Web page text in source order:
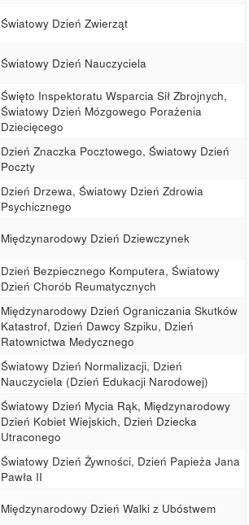
Światowy Dzień Zwierząt
Światowy Dzień Nauczyciela
Święto Inspektoratu Wsparcia Sił Zbrojnych,
Światowy Dzień Mózgowego Porażenia
Dziecięcego
Dzień Znaczka Pocztowego, Światowy Dzień
Poczty
Dzień Drzewa, Światowy Dzień Zdrowia
Psychicznego
Międzynarodowy Dzień Dziewczynek
Dzień Bezpiecznego Komputera, Światowy
Dzień Chorób Reumatycznych
Międzynarodowy Dzień Ograniczania Skutków
Katastrof, Dzień Dawcy Szpiku, Dzień
Ratownictwa Medycznego
Światowy Dzień Normalizacji, Dzień
Nauczyciela (Dzień Edukacji Narodowej)
Światowy Dzień Mycia Rąk, Międzynarodowy
Dzień Kobiet Wiejskich, Dzień Dziecka
Utraconego
Światowy Dzień Żywności, Dzień Papieża Jana
Pawła II
Międzynarodowy Dzień Walki z Ubóstwem